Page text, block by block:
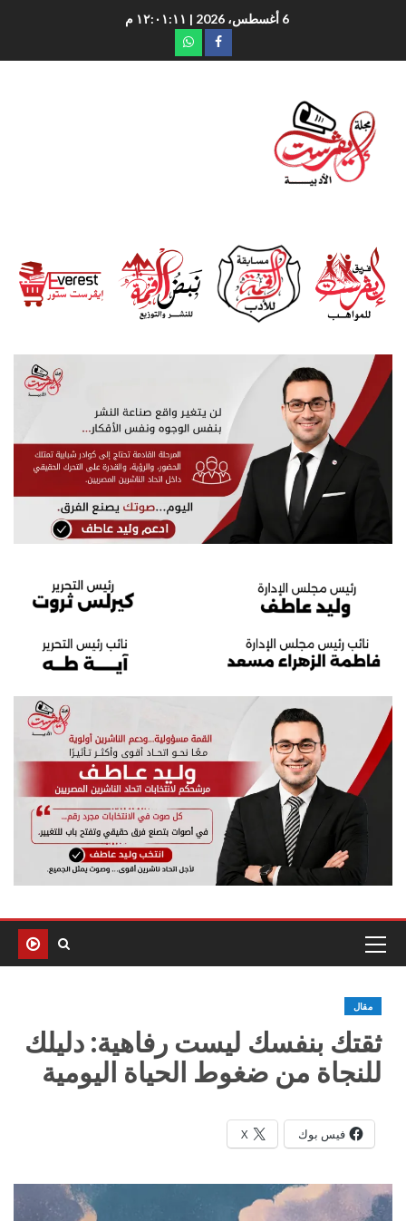
6 أغسطس، 2026 | ١٢:٠١:١٣ م
مقال
ثقتك بنفسك ليست رفاهية: دليلك
للنجاة من ضغوط الحياة اليومية
فيس بوك X